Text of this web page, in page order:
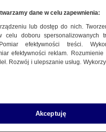
dane w celu zapewnienia:
lub dostęp do nich.
celu doboru spersonalizowanych
efektywności treści.
efektywności reklam.
Rozwój i ulepszanie usług.
Akceptuję